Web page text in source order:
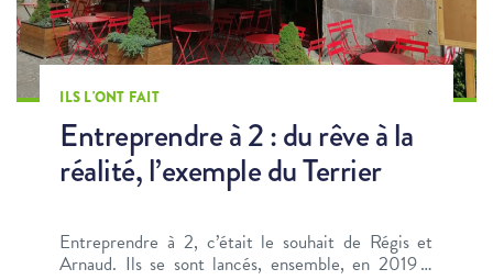
ILS L'ONT FAIT
Entreprendre à 2 : du rêve à la
réalité, l’exemple du Terrier
Entreprendre à 2, c’était le souhait de Régis et
Arnaud. Ils se sont lancés, ensemble, en 2019 à